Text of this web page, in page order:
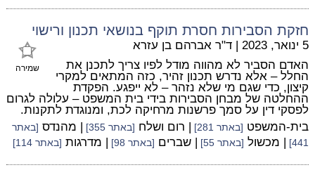
חזקת הסבירות חסרת תוקף בנושאי תכנון ורישוי
שמירה
5 ינואר, 2023 | ד"ר אברהם בן עזרא
האדם הסביר לא מהווה מודל לפיו צריך לתכנן את
החלל – אלא נדרש תכנון זהיר, כזה המתאים למקרי
קיצון, כדי שגם מי שלא נזהר – לא ייפגע. הפקדת
ההחלטה של מבחן הסבירות בידי בית המשפט – עלולה לגרום
לפסקי דין על סמך פרשנות מרחיקה לכת, ומנוגדת לתקנות.
בית-המשפט [באתר 281] | רום ושלח [באתר 355] | מהנדס [באתר
441]
| מכשול [באתר 55] | שברים [באתר 98] | מדרגות [באתר 114]